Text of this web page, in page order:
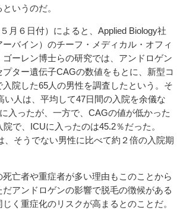
いうのだ。
月６日付）によると、Applied Biology社
ーバイン）のチーフ・メディカル・オフィ
ーレン博士らの研究では、アンドロゲン
ター遺伝子CAGの数値をもとに、新型コ
院した65人の男性を調査したという。そ
い人は、平均して47日間の入院を余儀な
入ったが、一方で、CAGの値が低かった
で、ICUに入ったのは45.2％だった。
、そうでない男性に比べて約２倍の入院期
亡者や重症者が多い理由もこのことから
アンドロゲンの影響で脱毛の徴候がある
く重症化のリスクが高まるとのことだ。